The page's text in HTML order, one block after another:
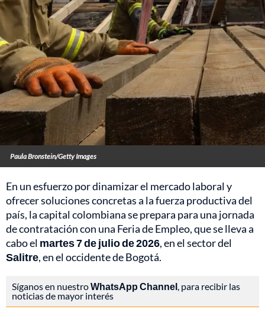
Paula Bronstein/Getty Images
En un esfuerzo por dinamizar el mercado laboral y
ofrecer soluciones concretas a la fuerza productiva del
país, la capital colombiana se prepara para una jornada
de contratación con una Feria de Empleo, que se lleva a
cabo el martes 7 de julio de 2026, en el sector del
Salitre, en el occidente de Bogotá.
Síganos en nuestroWhatsApp Channel, para recibir las
noticias de mayor interés